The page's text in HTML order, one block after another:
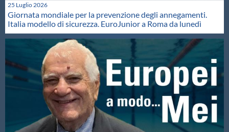
25 Luglio 2026
Giornata mondiale per la prevenzione degli annegamenti.
Italia modello di sicurezza. EuroJunior a Roma da lunedì